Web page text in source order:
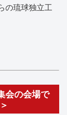
の琉球独立工
会の会場で